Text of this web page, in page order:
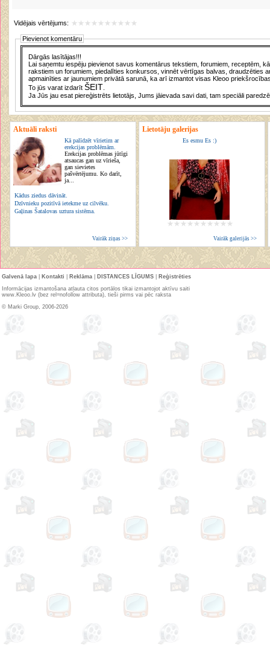
Vidējais vērtējums:
Pievienot komentāru
Dārgās lasītājas!!!
Lai saņemtu iespēju pievienot savus komentārus tekstiem, forumiem, receptēm,
rakstiem un forumiem, piedalīties konkursos, vinnēt vērtīgas balvas, draudzēties
apmainīties ar jaunumiem privātā sarunā, ka arī izmantot visas Kleoo
To jūs varat izdarītŠEIT
Ja Jūs jau esat piereģistrēts lietotājs, Jums jāievada savi dati, tam speciāli
Aktuāli raksti
Kā palīdzēt vīrietim ar
erekcijas problēmām.
Erekcijas problēmas jūtīgi
atsaucas gan uz vīrieša,
gan sievietes
pašvērtējumu. Ko darīt,
ja...
Kādus ziedus dāvināt.
Dzīvnieku pozitīvā ietekme uz cilvēku.
Gaļinas Šatalovas uztura sistēma.
Vairāk ziņas >>
Lietotāju galerijas
Es esmu Es :)
Vairāk galerijās >>
Galvenā lapa Kontakti Reklāma DISTANCES LĪGUMS
Reģistrēties
Informācijas izmantošana atļauta citos portālos tikai izmantojot aktīvu saiti
www.Kleoo.lv (bez rel=nofollow attributa), tieši pirms vai pēc raksta
© Marki Group, 2006-2026